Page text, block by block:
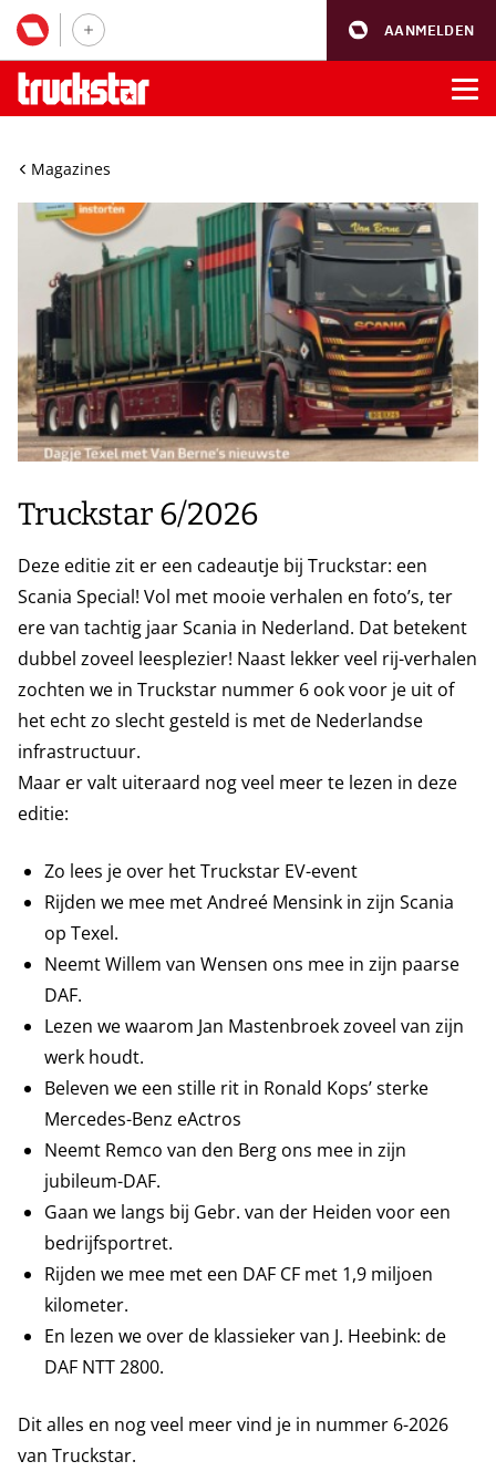
AANMELDEN
Magazines
Truckstar 6/2026
Deze editie zit er een cadeautje bij Truckstar: een
Scania Special! Vol met mooie verhalen en foto’s, ter
ere van tachtig jaar Scania in Nederland. Dat betekent
dubbel zoveel leesplezier! Naast lekker veel rij-verhalen
zochten we in Truckstar nummer 6 ook voor je uit of
het echt zo slecht gesteld is met de Nederlandse
infrastructuur.
Maar er valt uiteraard nog veel meer te lezen in deze
editie:
Zo lees je over het Truckstar EV-event
Rijden we mee met Andreé Mensink in zijn Scania
op Texel.
Neemt Willem van Wensen ons mee in zijn paarse
DAF.
Lezen we waarom Jan Mastenbroek zoveel van zijn
werk houdt.
Beleven we een stille rit in Ronald Kops’ sterke
Mercedes-Benz eActros
Neemt Remco van den Berg ons mee in zijn
jubileum-DAF.
Gaan we langs bij Gebr. van der Heiden voor een
bedrijfsportret.
Rijden we mee met een DAF CF met 1,9 miljoen
kilometer.
En lezen we over de klassieker van J. Heebink: de
DAF NTT 2800.
Dit alles en nog veel meer vind je in nummer 6-2026
van Truckstar.